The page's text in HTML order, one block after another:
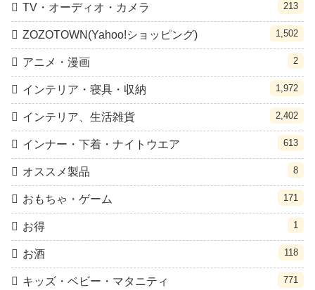
TV・オーディオ・カメラ 213
ZOZOTOWN(Yahoo!ショッピング) 1,502
アニメ・漫画 2
インテリア・寝具・収納 1,972
インテリア、生活雑貨 2,402
インナー・下着・ナイトウエア 613
オススメ製品 8
おもちゃ・ゲーム 171
お得 1
お酒 118
キッズ・ベビー・マタニティ 771